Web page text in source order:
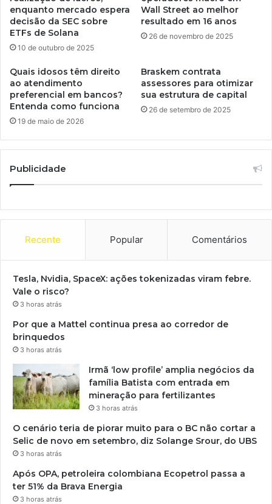
enquanto mercado espera
decisão da SEC sobre
ETFs de Solana
10 de outubro de 2025
Wall Street ao melhor
resultado em 16 anos
26 de novembro de 2025
Quais idosos têm direito
ao atendimento
preferencial em bancos?
Entenda como funciona
19 de maio de 2026
Braskem contrata
assessores para otimizar
sua estrutura de capital
26 de setembro de 2025
Publicidade
Recente Popular Comentários
Tesla, Nvidia, SpaceX: ações tokenizadas viram febre.
Vale o risco?
3 horas atrás
Por que a Mattel continua presa ao corredor de
brinquedos
3 horas atrás
Irmã ‘low profile’ amplia negócios da
família Batista com entrada em
mineração para fertilizantes
3 horas atrás
O cenário teria de piorar muito para o BC não cortar a
Selic de novo em setembro, diz Solange Srour, do UBS
3 horas atrás
Após OPA, petroleira colombiana Ecopetrol passa a
ter 51% da Brava Energia
3 horas atrás